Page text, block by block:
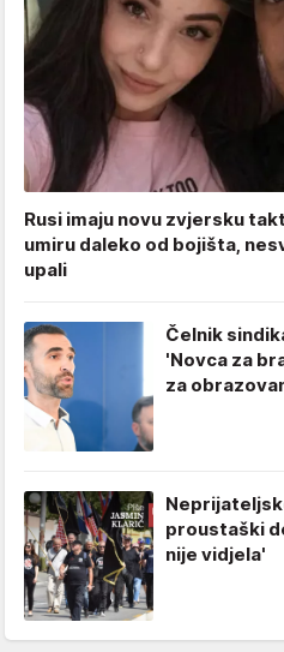
Rusi imaju novu zvjersku
umiru daleko od bojišta,
upali
Čelnik
'Novca za
za
proustaški
nije vidjela'